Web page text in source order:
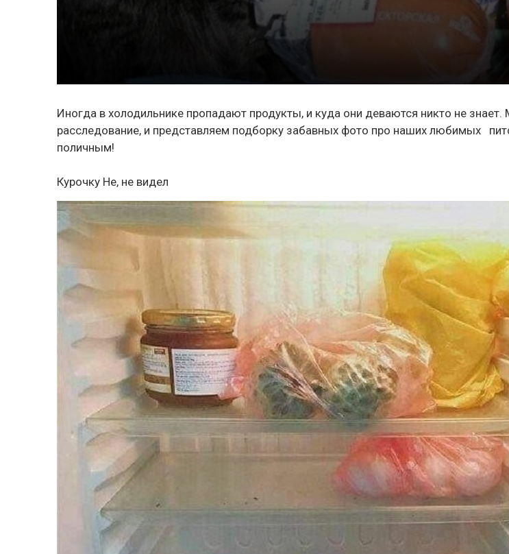
Иногда в холодильнике пропадают продукты, и куда они деваются никто не
расследование, и представляем подборку забавных фото про наших любимых
поличным!
Курочку Не, не видел